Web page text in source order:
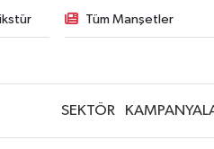
Tüm Manşetler
SEKTÖR